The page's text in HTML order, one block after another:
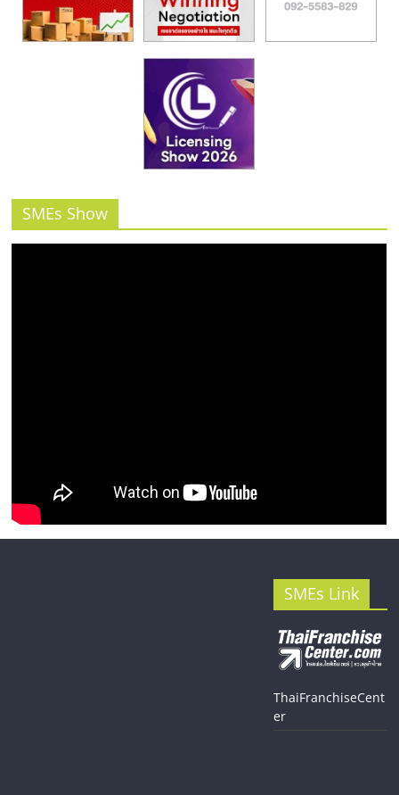
SMEs Show
SMEs Link
ThaiFranchiseCent
er